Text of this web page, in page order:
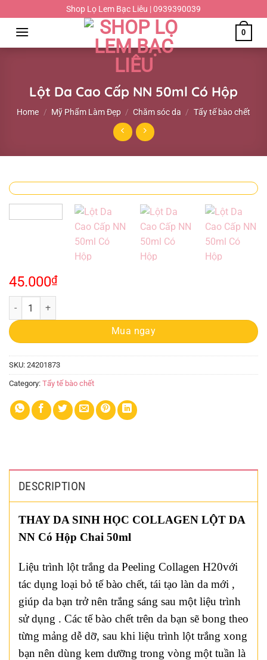
đến
dung
Shop Lọ Lem Bạc Liêu | 0939390039
0
Lột Da Cao Cấp NN 50ml Có Hộp
Home / Mỹ Phẩm Làm Đẹp / Chăm sóc da / Tẩy tế bào chết
45.000₫
Lột Da Cao Cấp NN 50ml Có Hộp quantity
Mua ngay
SKU: 24201873
Category: Tẩy tế bào chết
DESCRIPTION
THAY DA SINH HỌC COLLAGEN LỘT DA
NN Có Hộp Chai 50ml
Liệu trình lột trắng da Peeling Collagen H20với
tác dụng loại bỏ tế bào chết, tái tạo làn da mới ,
giúp da bạn trở nên trắng sáng sau một liệu trình
sử dụng . Các tế bào chết trên da bạn sẽ bong theo
từng mảng dễ dỡ, sau khi liệu trình lột trắng xong
bạn nên dùng kem dưỡng trong vòng một tuần là